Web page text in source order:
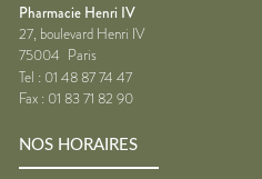
Pharmacie Henri IV
27, boulevard Henri IV
75004 Paris
Tel : 01 48 87 74 47
Fax : 01 83 71 82 90
NOS HORAIRES